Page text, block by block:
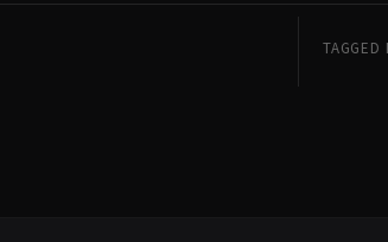
TAGGED